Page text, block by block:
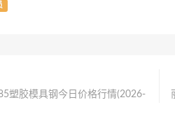
塑胶模具钢今日价格行情(2026-